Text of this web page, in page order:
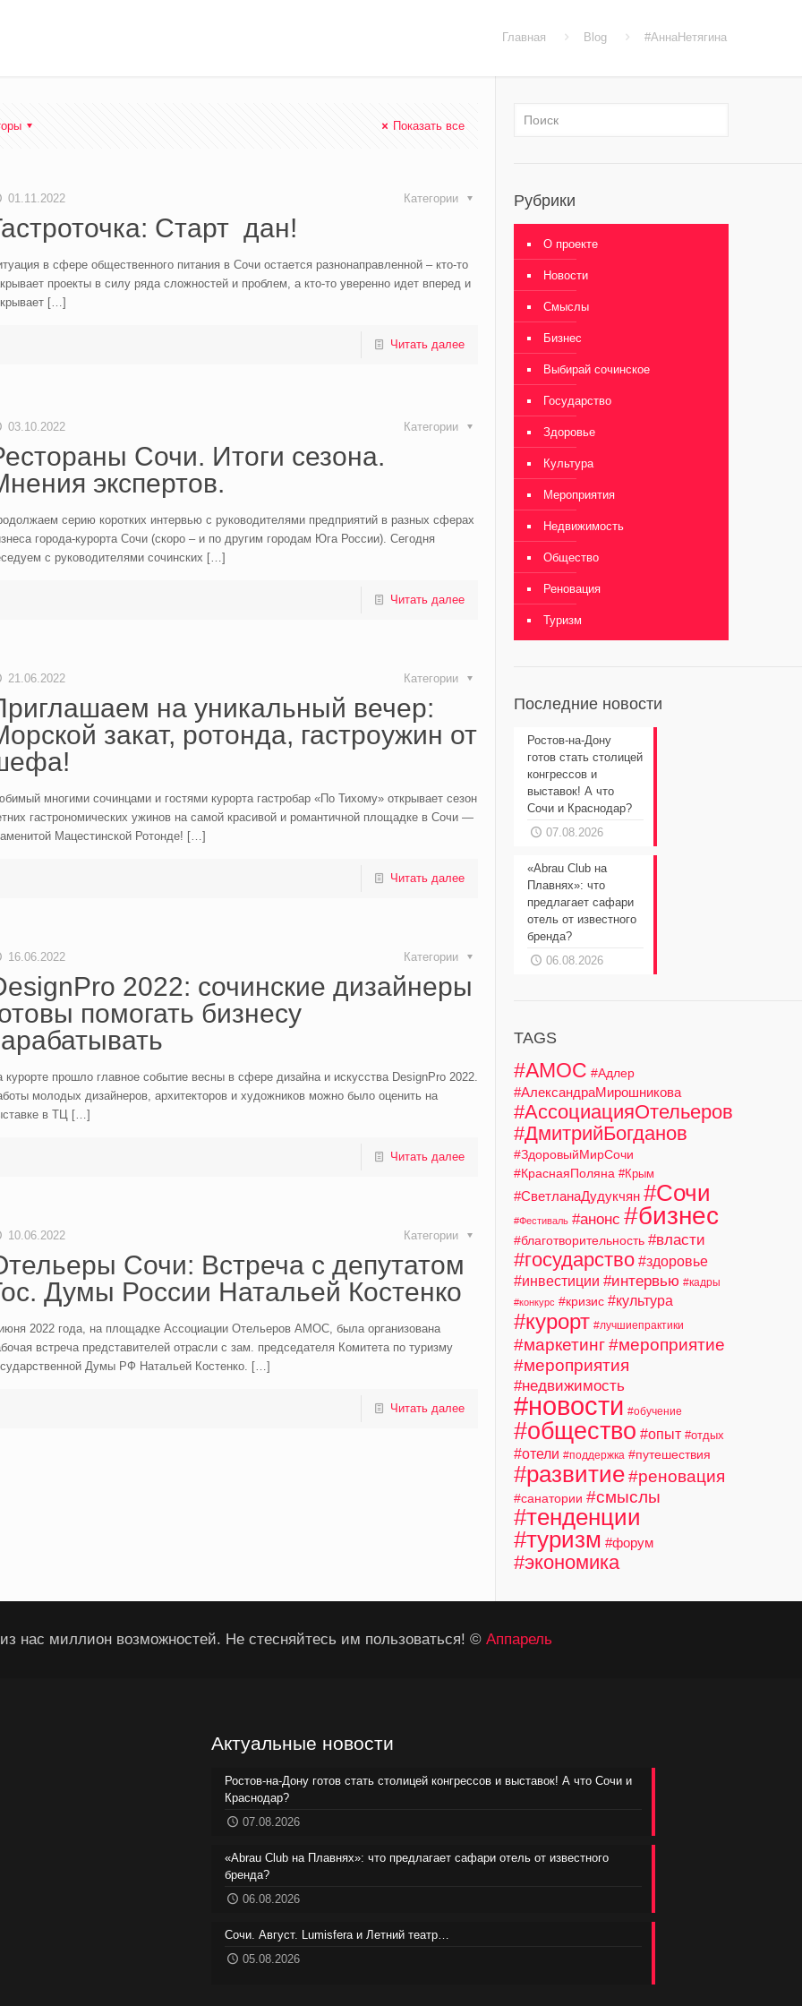
Главная Blog #АннаНетягина
Показать все
01.11.2022 Категории
Старт дан!
в сфере общественного питания в Сочи остается разнонаправленной – кто-то
проекты в силу ряда сложностей и проблем, а кто-то уверенно идет вперед и
[…]
Читать далее
03.10.2022 Категории
Сочи. Итоги сезона.
экспертов.
серию коротких интервью с руководителями предприятий в разных сферах
города-курорта Сочи (скоро – и по другим городам Юга России). Сегодня
с руководителями сочинских […]
Читать далее
21.06.2022 Категории
на уникальный вечер:
закат, ротонда, гастроужин от
многими сочинцами и гостями курорта гастробар «По Тихому» открывает сезон
гастрономических ужинов на самой красивой и романтичной площадке в Сочи —
Мацестинской Ротонде! […]
Читать далее
16.06.2022 Категории
2022: сочинские дизайнеры
помогать бизнесу
курорте прошло главное событие весны в сфере дизайна и искусства DesignPro 2022.
молодых дизайнеров, архитекторов и художников можно было оценить на
в ТЦ […]
Читать далее
10.06.2022 Категории
Сочи: Встреча с депутатом
Думы России Натальей Костенко
2022 года, на площадке Ассоциации Отельеров АМОС, была организована
встреча представителей отрасли с зам. председателя Комитета по туризму
Думы РФ Натальей Костенко.
[…]
Читать далее
Рубрики
О проекте
Новости
Смыслы
Бизнес
Выбирай сочинское
Государство
Здоровье
Культура
Мероприятия
Недвижимость
Общество
Реновация
Туризм
Последние новости
Ростов-на-Дону
готов стать столицей
конгрессов и
выставок! А что
Сочи и Краснодар?
07.08.2026
«Abrau Club на
Плавнях»: что
предлагает сафари
отель от известного
бренда?
06.08.2026
TAGS
#АМОС #Адлер
#АлександраМирошникова
#АссоциацияОтельеров
#ДмитрийБогданов
#ЗдоровыйМирСочи
#КраснаяПоляна #Крым
#СветланаДудукчян #Сочи
#Фестиваль #анонс #бизнес
#благотворительность #власти
#государство #здоровье
#инвестиции #интервью #кадры
#конкурс #кризис #культура
#курорт #лучшиепрактики
#маркетинг #мероприятие
#мероприятия
#недвижимость
#новости #обучение
#общество #опыт #отдых
#отели #поддержка #путешествия
#развитие #реновация
#санатории #смыслы
#тенденции
#туризм #форум
#экономика
нас миллион возможностей. Не стесняйтесь им пользоваться! © Аппарель
Актуальные новости
Ростов-на-Дону готов стать столицей конгрессов и выставок! А что Сочи и
Краснодар?
07.08.2026
«Abrau Club на Плавнях»: что предлагает сафари отель от известного
бренда?
06.08.2026
Сочи. Август. Lumisfera и Летний театр…
05.08.2026